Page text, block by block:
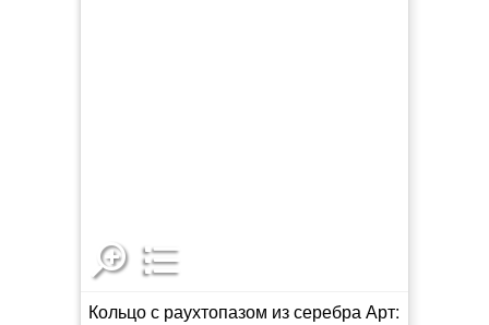
Кольцо с раухтопазом из серебра Арт: